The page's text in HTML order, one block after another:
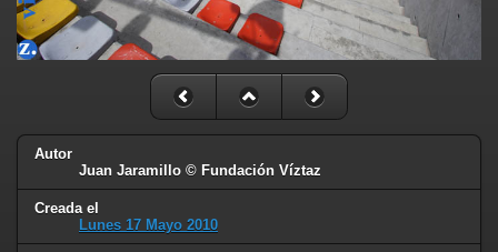
Autor
Juan Jaramillo © Fundación Víztaz
Creada el
Lunes 17 Mayo 2010